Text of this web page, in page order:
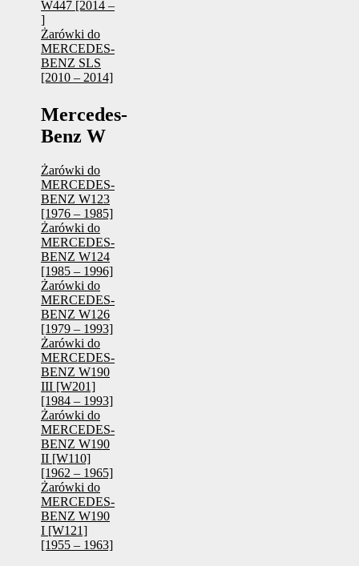
W447 [2014 –
]
Żarówki do
MERCEDES-
BENZ SLS
[2010 – 2014]
Mercedes-
Benz W
Żarówki do
MERCEDES-
BENZ W123
[1976 – 1985]
Żarówki do
MERCEDES-
BENZ W124
[1985 – 1996]
Żarówki do
MERCEDES-
BENZ W126
[1979 – 1993]
Żarówki do
MERCEDES-
BENZ W190
III [W201]
[1984 – 1993]
Żarówki do
MERCEDES-
BENZ W190
II [W110]
[1962 – 1965]
Żarówki do
MERCEDES-
BENZ W190
I [W121]
[1955 – 1963]